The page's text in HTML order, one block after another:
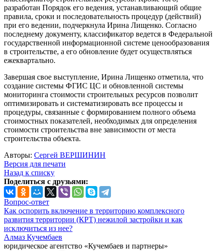
разработан Порядок его ведения, устанавливающий общие
правила, сроки и последовательность процедур (действий)
при его ведении, подчеркнула Ирина Лищенко. Согласно
последнему документу, классификатор ведется в Федеральной
государственной информационной системе ценообразования
в строительстве, а его обновление будет осуществляться
ежеквартально.
Завершая свое выступление, Ирина Лищенко отметила, что
создание системы ФГИС ЦС и обновленной системы
мониторинга стоимости строительных ресурсов позволит
оптимизировать и систематизировать все процессы и
процедуры, связанные с формированием полного объема
стоимостных показателей, необходимых для определения
стоимости строительства вне зависимости от места
строительства объекта.
Авторы: Сергей ВЕРШИНИН
Версия для печати
Назад к списку
Поделиться с друзьями:
Вопрос-ответ
Как оспорить включение в территорию комплексного
развития территории (КРТ) нежилой застройки и как
исключиться из нее?
Алмаз Кучембаев
юридическое агентство «Кучембаев и партнеры»